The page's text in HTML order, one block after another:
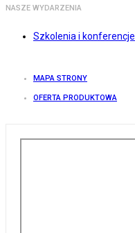
NASZE WYDARZENIA
Szkolenia i konferencje
MAPA STRONY
OFERTA PRODUKTOWA